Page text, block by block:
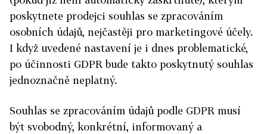
poskytnete prodejci souhlas se zpracováním
osobních údajů, nejčastěji pro marketingové účely.
I když uvedené nastavení je i dnes problematické,
po účinnosti GDPR bude takto poskytnutý souhlas
jednoznačně neplatný.
Souhlas se zpracováním údajů podle GDPR musí
být svobodný, konkrétní, informovaný a